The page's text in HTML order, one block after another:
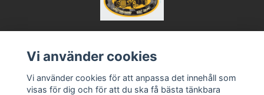
Kontakt
Köpvillkor
Vi använder cookies
Vi använder cookies för att anpassa det innehåll som
visas för dig och för att du ska få bästa tänkbara